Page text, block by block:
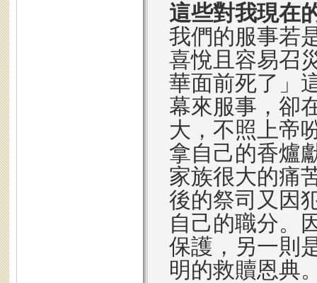
這些對我現在
我們的服事若
喜悅且容易召
華面前死了」
幕來服事，卻
大，不照上帝
拿自己的香爐
家族很大的痛
後的祭司又因
自己的職分。
保護，另一則
明的救贖恩典